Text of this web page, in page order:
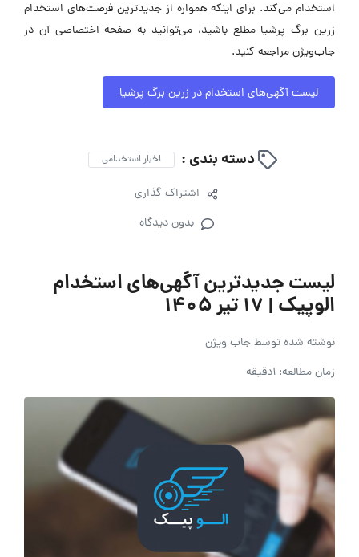
استخدام می‌کند. برای اینکه همواره از جدیدترین فرصت‌های استخدام
زرین برگ پرشیا مطلع باشید، می‌توانید به صفحه اختصاصی آن در
جاب‌ویژن مراجعه کنید.
لیست آگهی‌های استخدام در زرین برگ پرشیا
دسته بندی : اخبار استخدامی
اشتراک گذاری
بدون دیدگاه
لیست جدیدترین آگهی‌های استخدام
الوپیک | ۱۷ تیر ۱۴۰۵
نوشته شده توسطجاب ویژن
زمان مطالعه: 1دقیقه